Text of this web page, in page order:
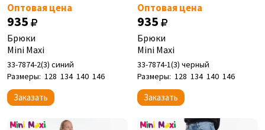
Оптовая цена
935
Брюки
Mini Maxi
33-7874-2(3) синий
Размеры: 128 134 140 146
Заказать
Оптовая цена
935
Брюки
Mini Maxi
33-7874-1(3) черный
Размеры: 128 134 140 146
Заказать